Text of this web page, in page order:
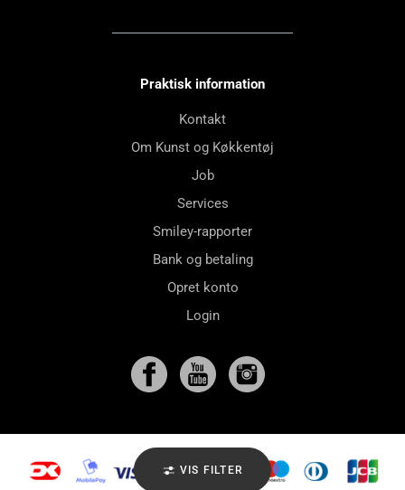
VIS FILTER
Praktisk information
Kontakt
Om Kunst og Køkkentøj
Job
Services
Smiley-rapporter
Bank og betaling
Opret konto
Login